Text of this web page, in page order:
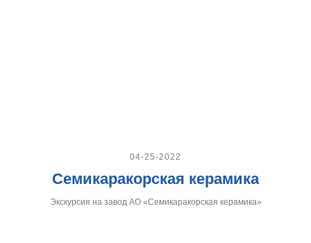
04-25-2022
Семикаракорская керамика
Экскурсия на завод АО «Семикаракорская керамика»